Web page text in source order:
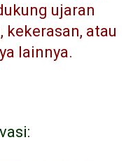
ujaran
atau
lainnya.